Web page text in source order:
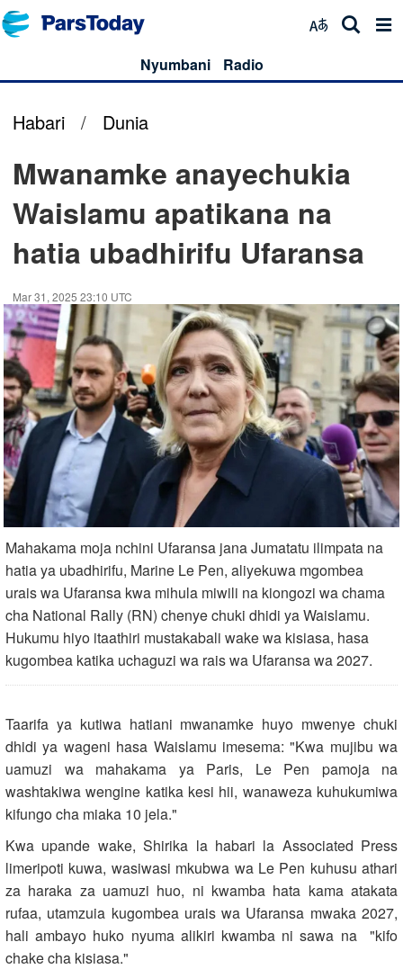
Nyumbani Radio
Habari / Dunia
Mwanamke anayechukia
Waislamu apatikana na
hatia ubadhirifu Ufaransa
Mar 31, 2025 23:10 UTC
Mahakama moja nchini Ufaransa jana Jumatatu ilimpata na
hatia ya ubadhirifu, Marine Le Pen, aliyekuwa mgombea
urais wa Ufaransa kwa mihula miwili na kiongozi wa chama
cha National Rally (RN) chenye chuki dhidi ya Waislamu.
Hukumu hiyo itaathiri mustakabali wake wa kisiasa, hasa
kugombea katika uchaguzi wa rais wa Ufaransa wa 2027.
Taarifa ya kutiwa hatiani mwanamke huyo mwenye chuki
dhidi ya wageni hasa Waislamu imesema: "Kwa mujibu wa
uamuzi wa mahakama ya Paris, Le Pen pamoja na
washtakiwa wengine katika kesi hii, wanaweza kuhukumiwa
kifungo cha miaka 10 jela."
Kwa upande wake, Shirika la habari la Associated Press
limeripoti kuwa, wasiwasi mkubwa wa Le Pen kuhusu athari
za haraka za uamuzi huo, ni kwamba hata kama atakata
rufaa, utamzuia kugombea urais wa Ufaransa mwaka 2027,
hali ambayo huko nyuma alikiri kwamba ni sawa na "kifo
chake cha kisiasa."